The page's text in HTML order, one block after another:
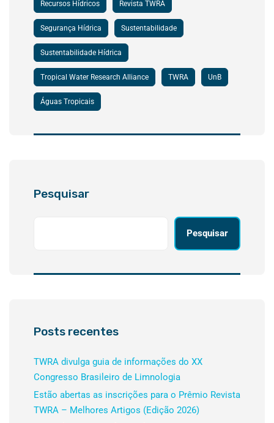
Recursos Hídricos Revista TWRA
Segurança Hídrica Sustentabilidade
Sustentabilidade Hídrica
Tropical Water Research Alliance TWRA UnB
Águas Tropicais
Pesquisar
Pesquisar
Posts recentes
TWRA divulga guia de informações do XX
Congresso Brasileiro de Limnologia
Estão abertas as inscrições para o Prêmio Revista
TWRA – Melhores Artigos (Edição 2026)